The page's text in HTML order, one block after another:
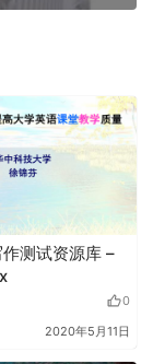
测试资源库 –
0
2020年5月11日